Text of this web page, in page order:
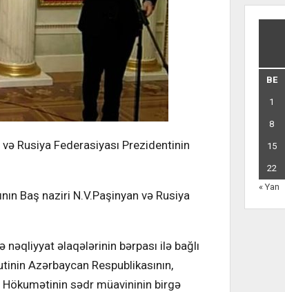
Rusiya Federasiyası Prezidentinin
Baş naziri N.V.Paşinyan və Rusiya
əlaqələrinin bərpası ilə bağlı
Azərbaycan Respublikasının,
Hökumətinin sədr müavininin birgə
BE
1
8
15
22
« Yan